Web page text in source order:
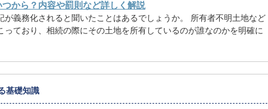
から？内容や罰則など詳しく解説
が義務化されると聞いたことはあるでしょうか。 所有者不明土地など
っており、相続の際にその土地を所有しているのが誰なのかを明確に
基礎知識